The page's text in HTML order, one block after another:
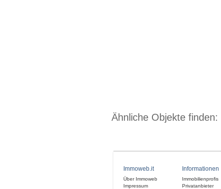
Ähnliche Objekte finden:
Immoweb.it
Über Immoweb
Impressum
Informationen
Immobilienprofis
Privatanbieter